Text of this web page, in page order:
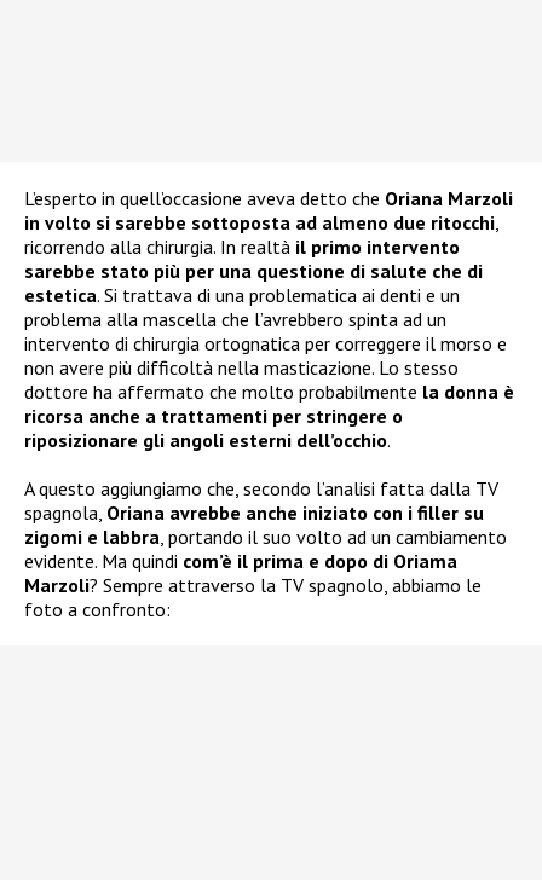
L’esperto in quell’occasione aveva detto che Oriana Marzoli
in volto si sarebbe sottoposta ad almeno due ritocchi,
ricorrendo alla chirurgia. In realtà il primo intervento
sarebbe stato più per una questione di salute che di
estetica. Si trattava di una problematica ai denti e un
problema alla mascella che l’avrebbero spinta ad un
intervento di chirurgia ortognatica per correggere il morso e
non avere più difficoltà nella masticazione. Lo stesso
dottore ha affermato che molto probabilmente la donna è
ricorsa anche a trattamenti per stringere o
riposizionare gli angoli esterni dell’occhio.
A questo aggiungiamo che, secondo l’analisi fatta dalla TV
spagnola, Oriana avrebbe anche iniziato con i filler su
zigomi e labbra, portando il suo volto ad un cambiamento
evidente. Ma quindi com’è il prima e dopo di Oriama
Marzoli? Sempre attraverso la TV spagnolo, abbiamo le
foto a confronto: